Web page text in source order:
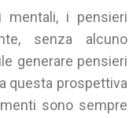
mentali, i pensieri
senza alcuno
generare pensieri
questa prospettiva
sono sempre